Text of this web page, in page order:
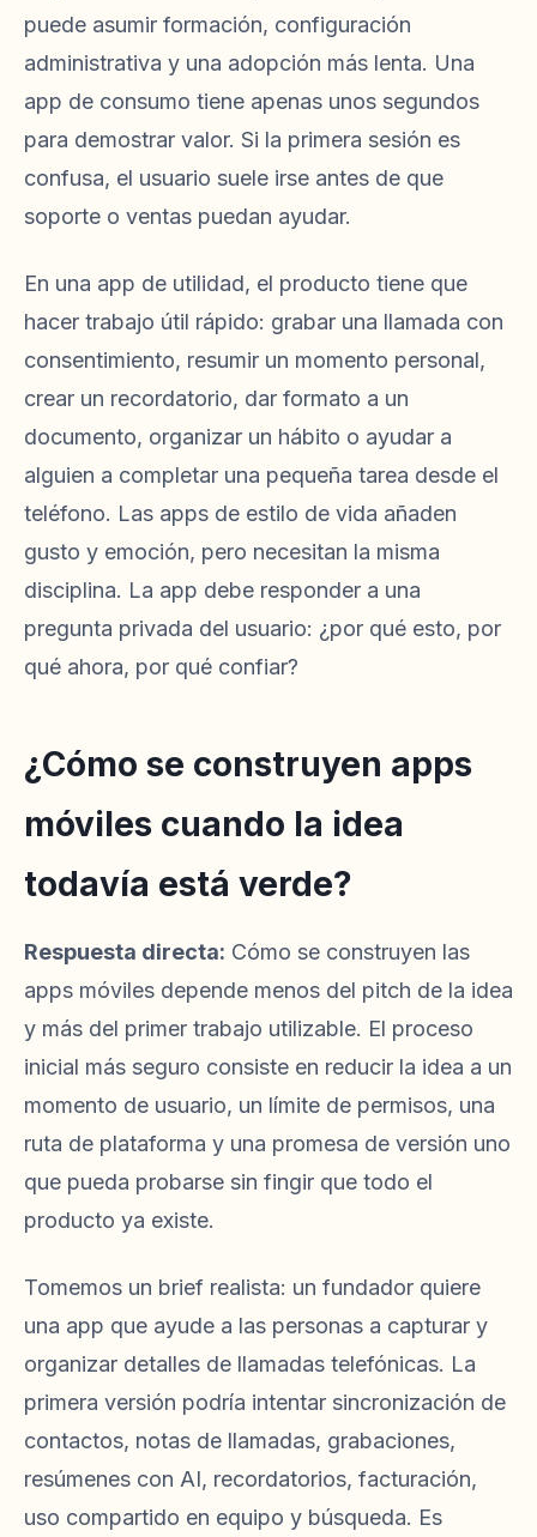
puede asumir formación, configuración
administrativa y una adopción más lenta. Una
app de consumo tiene apenas unos segundos
para demostrar valor. Si la primera sesión es
confusa, el usuario suele irse antes de que
soporte o ventas puedan ayudar.
En una app de utilidad, el producto tiene que
hacer trabajo útil rápido: grabar una llamada con
consentimiento, resumir un momento personal,
crear un recordatorio, dar formato a un
documento, organizar un hábito o ayudar a
alguien a completar una pequeña tarea desde el
teléfono. Las apps de estilo de vida añaden
gusto y emoción, pero necesitan la misma
disciplina. La app debe responder a una
pregunta privada del usuario: ¿por qué esto, por
qué ahora, por qué confiar?
¿Cómo se construyen apps
móviles cuando la idea
todavía está verde?
Respuesta directa: Cómo se construyen las
apps móviles depende menos del pitch de la idea
y más del primer trabajo utilizable. El proceso
inicial más seguro consiste en reducir la idea a un
momento de usuario, un límite de permisos, una
ruta de plataforma y una promesa de versión uno
que pueda probarse sin fingir que todo el
producto ya existe.
Tomemos un brief realista: un fundador quiere
una app que ayude a las personas a capturar y
organizar detalles de llamadas telefónicas. La
primera versión podría intentar sincronización de
contactos, notas de llamadas, grabaciones,
resúmenes con AI, recordatorios, facturación,
uso compartido en equipo y búsqueda. Es